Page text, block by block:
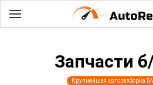
Запчасти
Крупнейшая авторазборка